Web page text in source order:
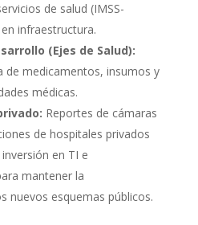
de salud (IMSS-
infraestructura.
(Ejes de Salud):
de medicamentos, insumos y
médicas.
Reportes de cámaras
de hospitales privados
en TI e
mantener la
nuevos esquemas públicos.